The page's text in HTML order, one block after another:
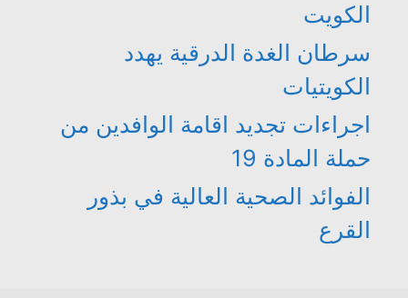
الكويت
سرطان الغدة الدرقية يهدد
الكويتيات
اجراءات تجديد اقامة الوافدين من
حملة المادة 19
الفوائد الصحية العالية في بذور
القرع